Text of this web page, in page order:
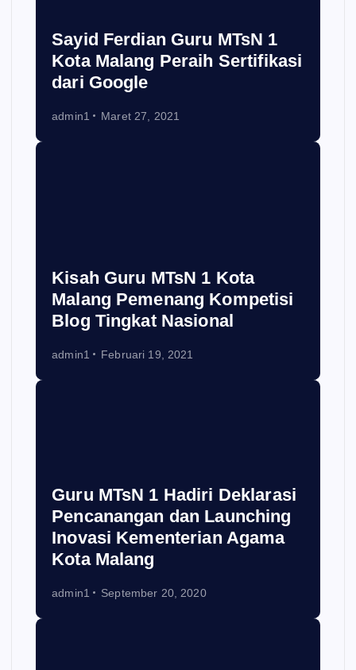
Sayid Ferdian Guru MTsN 1
Kota Malang Peraih Sertifikasi
dari Google
admin1 Maret 27, 2021
Kisah Guru MTsN 1 Kota
Malang Pemenang Kompetisi
Blog Tingkat Nasional
admin1 Februari 19, 2021
Guru MTsN 1 Hadiri Deklarasi
Pencanangan dan Launching
Inovasi Kementerian Agama
Kota Malang
admin1 September 20, 2020